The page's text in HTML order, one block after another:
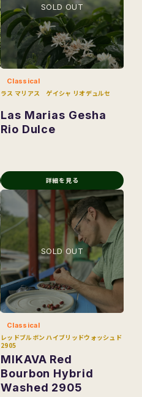
Classical
ラス マリアス ゲイシャ リオデュルセ
Las Marias Gesha
Rio Dulce
詳細を見る
Classical
レッドブルボン ハイブリッドウォッシュド
2905
MIKAVA Red
Bourbon Hybrid
Washed 2905